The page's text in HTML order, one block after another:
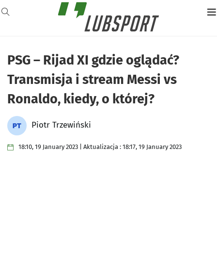
PSG – Rijad XI gdzie oglądać?
Transmisja i stream Messi vs
Ronaldo, kiedy, o której?
Piotr Trzewiński
18:10, 19 January 2023 | Aktualizacja : 18:17, 19 January 2023